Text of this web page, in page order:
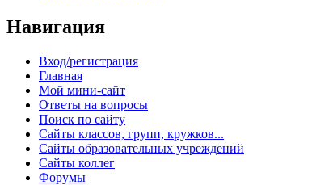
Навигация
Вход/регистрация
Главная
Мой мини-сайт
Ответы на вопросы
Поиск по сайту
Сайты классов, групп, кружков...
Сайты образовательных учреждений
Сайты коллег
Форумы